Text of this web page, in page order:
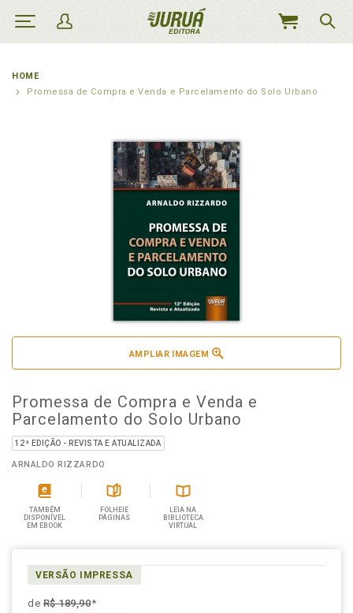
MEU
HOME
Promessa de Compra e Venda e Parcelamento do Solo Urbano
AMPLIAR IMAGEM
Promessa de Compra e Venda e
Parcelamento do Solo Urbano
12ª EDIÇÃO - REVISTA E ATUALIZADA
ARNALDO RIZZARDO
TAMBÉM
DISPONÍVEL
EM EBOOK
FOLHEIE
PÁGINAS
LEIA NA
BIBLIOTECA
VIRTUAL
VERSÃO IMPRESSA
deR$ 189,90*